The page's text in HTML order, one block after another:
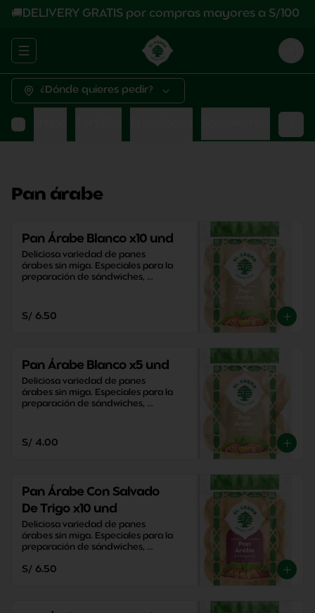
🚚DELIVERY GRATIS por compras mayores a S/100
Abrir menu de navegación
¿Dónde quieres pedir?
Pan árabe
Pan árabe
Pan Árabe Blanco x10 und
Deliciosa variedad de panes
árabes sin miga. Especiales para la
preparación de sándwiches,
S/ 6.50
Pan Árabe Blanco x5 und
Deliciosa variedad de panes
árabes sin miga. Especiales para la
preparación de sándwiches,
S/ 4.00
Pan Árabe Con Salvado
De Trigo x10 und
Deliciosa variedad de panes
árabes sin miga. Especiales para la
preparación de sándwiches,
S/ 6.50